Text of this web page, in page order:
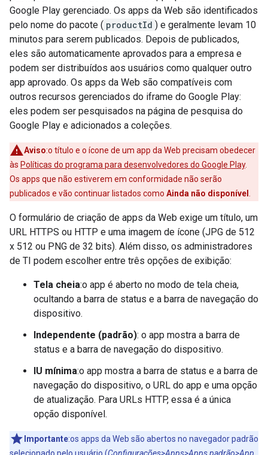
Google Play gerenciado. Os apps da Web são identificados
pelo nome do pacote ( productId ) e geralmente levam 10
minutos para serem publicados. Depois de publicados,
eles são automaticamente aprovados para a empresa e
podem ser distribuídos aos usuários como qualquer outro
app aprovado. Os apps da Web são compatíveis com
outros recursos gerenciados do iframe do Google Play:
eles podem ser pesquisados na página de pesquisa do
Google Play e adicionados a coleções.
Aviso:o título e o ícone de um app da Web precisam obedecer
às Políticas do programa para desenvolvedores do Google Play.
Os apps que não estiverem em conformidade não serão
publicados e vão continuar listados como Ainda não disponível .
O formulário de criação de apps da Web exige um título, um
URL HTTPS ou HTTP e uma imagem de ícone (JPG de 512
x 512 ou PNG de 32 bits). Além disso, os administradores
de TI podem escolher entre três opções de exibição:
Tela cheia:o app é aberto no modo de tela cheia,
ocultando a barra de status e a barra de navegação do
dispositivo.
Independente (padrão): o app mostra a barra de
status e a barra de navegação do dispositivo.
IU mínima:o app mostra a barra de status e a barra de
navegação do dispositivo, o URL do app e uma opção
de atualização. Para URLs HTTP, essa é a única
opção disponível.
Importante:os apps da Web são abertos no navegador padrão